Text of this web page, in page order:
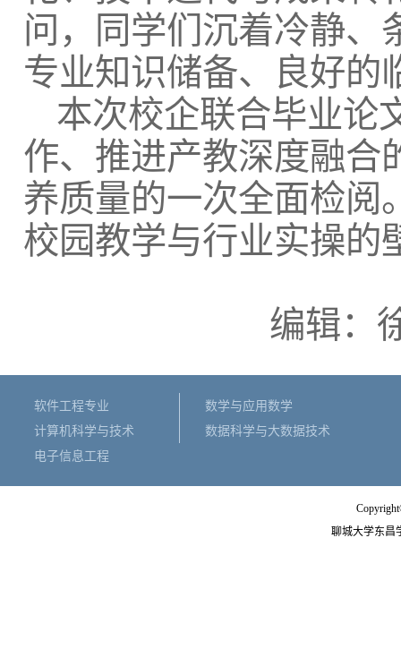
问，同学们沉着冷静、
专业知识储备、良好的
本次校企联合毕业论
作、推进产教深度融合
养质量的一次全面检阅
校园教学与行业实操的
编辑：
软件工程专业
计算机科学与技术
电子信息工程
数学与应用数学
数据科学与大数据技术
聊城大学东昌